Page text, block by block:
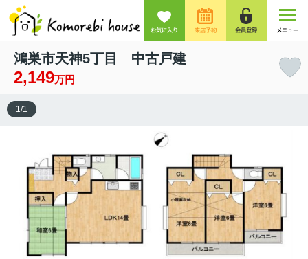
お気に入り 来店予約 会員登録 メニュー
鴻巣市天神5丁目 中古戸建
2,149万円
1 /1